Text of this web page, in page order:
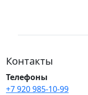
Контакты
Телефоны
+7 920 985-10-99